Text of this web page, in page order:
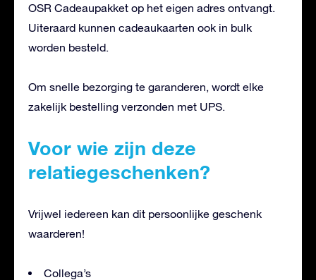
OSR Cadeaupakket op het eigen adres ontvangt.
Uiteraard kunnen cadeaukaarten ook in bulk
worden besteld.
Om snelle bezorging te garanderen, wordt elke
zakelijk bestelling verzonden met UPS.
Voor wie zijn deze
relatiegeschenken?
Vrijwel iedereen kan dit persoonlijke geschenk
waarderen!
Collega’s